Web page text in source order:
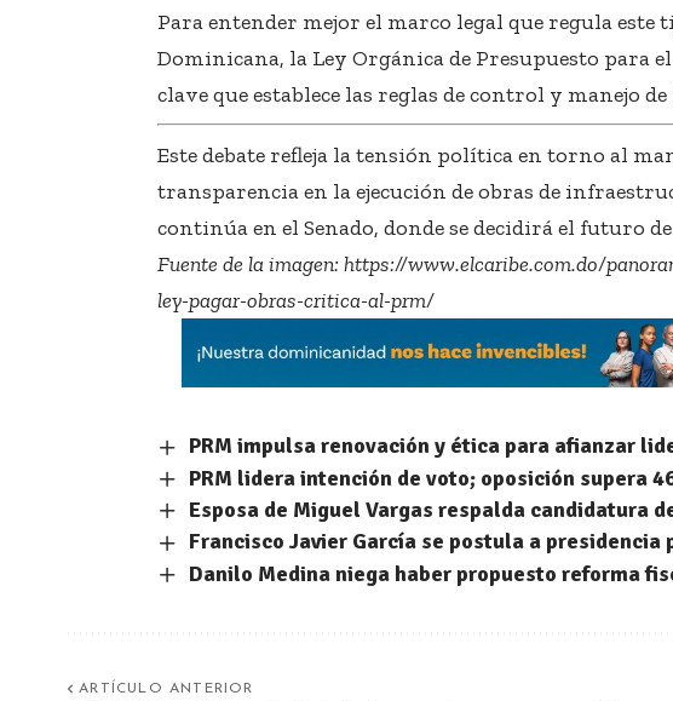
Para entender mejor el marco legal que regula este
Dominicana, la Ley Orgánica de Presupuesto para
clave que establece las reglas de control y manejo
Este debate refleja la tensión política en torno al
transparencia en la ejecución de obras de
continúa en el Senado, donde se decidirá el futuro
Fuente de la imagen: https://www.elcaribe.com.do/
ley-pagar-obras-critica-al-prm/
PRM impulsa renovación y ética para afianzar
PRM lidera intención de voto; oposición supera
Esposa de Miguel Vargas respalda candidatura
Francisco Javier García se postula a presidencia
Danilo Medina niega haber propuesto reforma
ARTÍCULO ANTERIOR